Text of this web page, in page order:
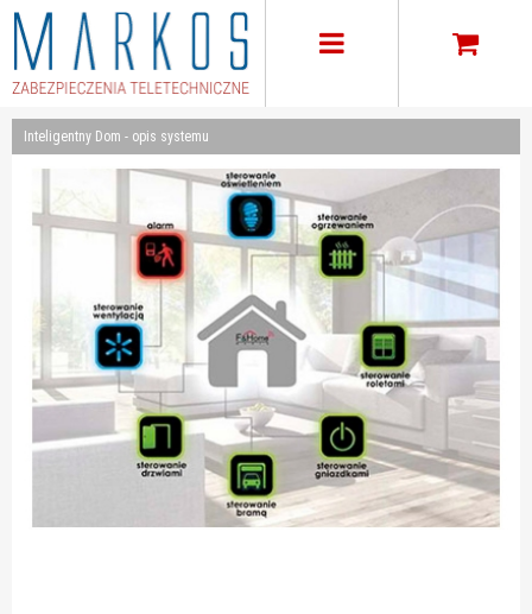
Inteligentny Dom - opis systemu